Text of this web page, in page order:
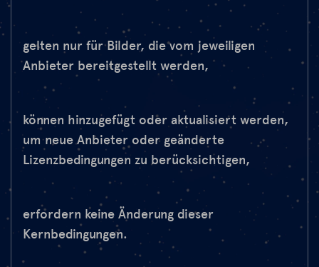
gelten nur für Bilder, die vom jeweiligen
Anbieter bereitgestellt werden,
können hinzugefügt oder aktualisiert werden,
um neue Anbieter oder geänderte
Lizenzbedingungen zu berücksichtigen,
erfordern keine Änderung dieser
Kernbedingungen.